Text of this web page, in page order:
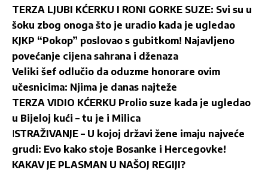
TERZA LJUBI KĆERKU I RONI GORKE SUZE: Svi su u
šoku zbog onoga što je uradio kada je ugledao
KJKP “Pokop” poslovao s gubitkom! Najavljeno
povećanje cijena sahrana i dženaza
Veliki šef odlučio da oduzme honorare ovim
učesnicima: Njima je danas najteže
TERZA VIDIO KĆERKU Prolio suze kada je ugledao
u Bijeloj kući – tu je i Milica
ISTRAŽIVANJE – U kojoj državi žene imaju najveće
grudi: Evo kako stoje Bosanke i Hercegovke!
KAKAV JE PLASMAN U NAŠOJ REGIJI?